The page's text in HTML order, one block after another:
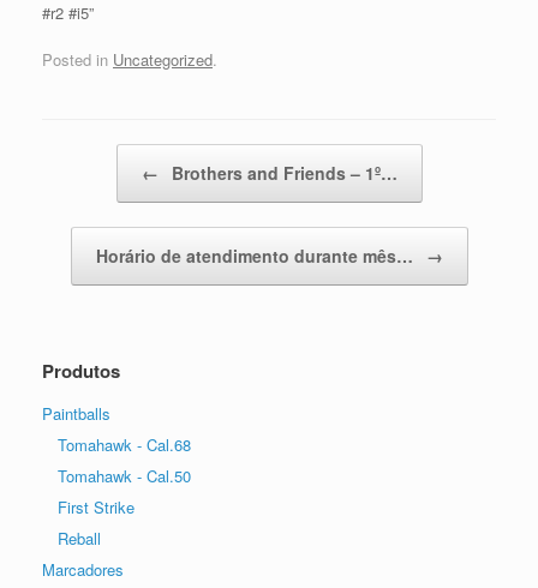
#r2 #i5”
Posted in Uncategorized.
← Brothers and Friends – 1º…
Horário de atendimento durante mês… →
Produtos
Paintballs
Tomahawk - Cal.68
Tomahawk - Cal.50
First Strike
Reball
Marcadores